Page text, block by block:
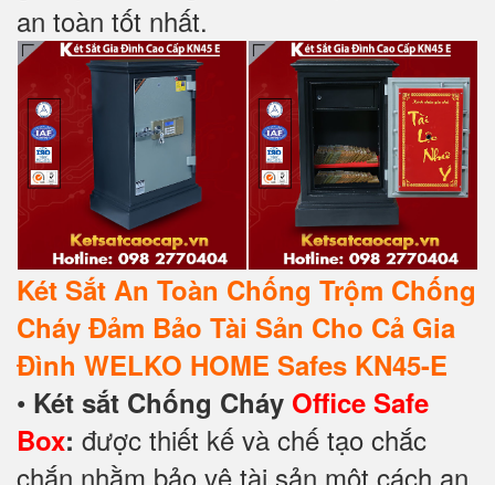
an toàn tốt nhất.
Két Sắt An Toàn Chống Trộm Chống
Cháy Đảm Bảo Tài Sản Cho Cả Gia
Đình WELKO HOME Safes KN45-E
• Két sắt Chống Cháy Office Safe
Box: được thiết kế và chế tạo chắc
chắn nhằm bảo vệ tài sản một cách an